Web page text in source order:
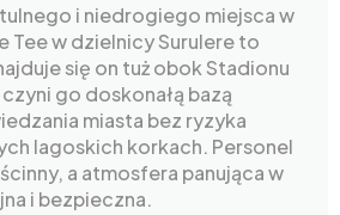
i niedrogiego miejsca w
Tee w dzielnicy Surulere to
się on tuż obok Stadionu
go doskonałą bazą
miasta bez ryzyka
lagoskich korkach. Personel
a atmosfera panująca w
i bezpieczna.